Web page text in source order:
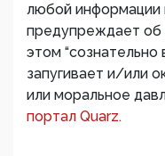
любой информации
предупреждает об
этом
запугивает и/или
или моральное
портал Quarz.